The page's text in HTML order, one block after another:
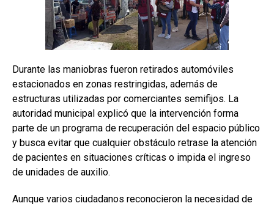
Durante las maniobras fueron retirados automóviles
estacionados en zonas restringidas, además de
estructuras utilizadas por comerciantes semifijos. La
autoridad municipal explicó que la intervención forma
parte de un programa de recuperación del espacio público
y busca evitar que cualquier obstáculo retrase la atención
de pacientes en situaciones críticas o impida el ingreso
de unidades de auxilio.
Aunque varios ciudadanos reconocieron la necesidad de